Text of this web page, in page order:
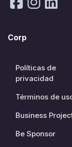
Corp
Políticas de
privacidad
Términos de
Business
Be Sponsor